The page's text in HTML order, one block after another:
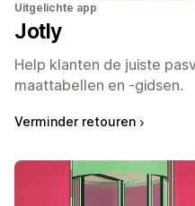
Uitgelichte app
Jotly
Help klanten de juiste
maattabellen en -gidsen.
Verminder retouren